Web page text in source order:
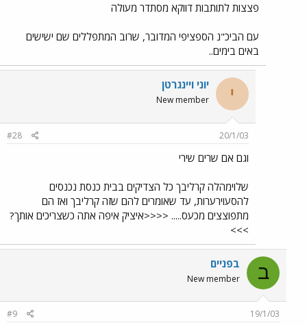
פצצות לתותבות דווקא מסתדר מעולה
עם הביכ"נ הספציפי המדובר, שרוב המתפללים שם ישישים
באים בימים..
י יוני ויינגרטן
New member
20/1/03
#28
וגם אם שרים שירי
שלוימהלה קרליבך כל הצדיקים בבית כנסת נכנסים
להסעוירערות, עד שאומרים להם שזה קרליבך ואז הם
מתפוצצים מכעס..... <<<<איציק איפה אתה כשצריכים אותך?
>>>
ב בפניים
New member
19/1/03
#9